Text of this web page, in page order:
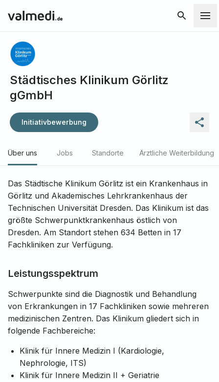
Städtisches Klinikum Görlitz
gGmbH
Initiativbewerbung
Über uns Jobs Standorte Ärztliche Weiterbildung
Das Städtische Klinikum Görlitz ist ein Krankenhaus in
Görlitz und Akademisches Lehrkrankenhaus der
Technischen Universität Dresden. Das Klinikum ist das
größte Schwerpunktkrankenhaus östlich von
Dresden. Am Standort stehen 634 Betten in 17
Fachkliniken zur Verfügung.
Leistungsspektrum
Schwerpunkte sind die Diagnostik und Behandlung
von Erkrankungen in 17 Fachkliniken sowie mehreren
medizinischen Zentren. Das Klinikum gliedert sich in
folgende Fachbereiche:
Klinik für Innere Medizin I (Kardiologie,
Nephrologie, ITS)
Klinik für Innere Medizin II + Geriatrie